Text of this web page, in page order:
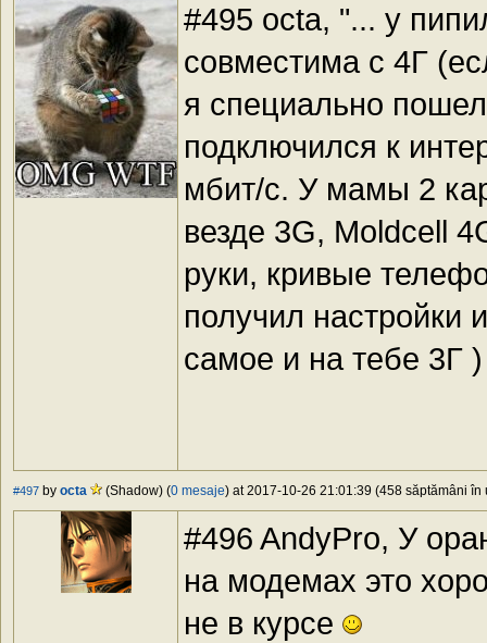
#495 octa, "... у
совместима с 4Г
я специально
подключился к
мбит/с. У мамы 2
везде 3G, Moldcell
руки, кривые
получил настройки
самое и на тебе 3Г )
#497 by octa (Shadow) (0 mesaje) at 2017-10-26 21:01:39 (458 săptămâni în
#496 AndyPro, У
на модемах это
не в курсе